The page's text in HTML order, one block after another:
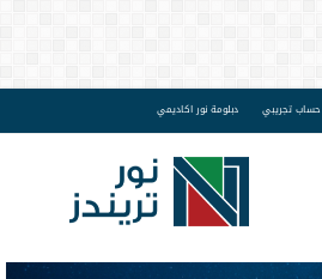
تجريبي دبلومة نور اكاديمي